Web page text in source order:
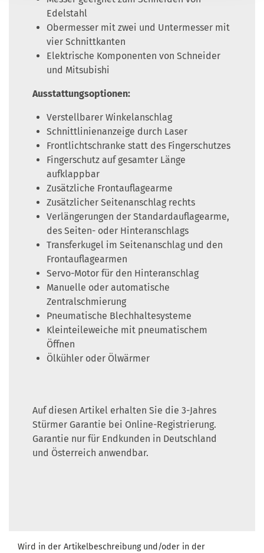
Edelstahl
Obermesser mit zwei und Untermesser mit
vier Schnittkanten
Elektrische Komponenten von Schneider
und Mitsubishi
Ausstattungsoptionen:
Verstellbarer Winkelanschlag
Schnittlinienanzeige durch Laser
Frontlichtschranke statt des Fingerschutzes
Fingerschutz auf gesamter Länge
aufklappbar
Zusätzliche Frontauflagearme
Zusätzlicher Seitenanschlag rechts
Verlängerungen der Standardauflagearme,
des Seiten- oder Hinteranschlags
Transferkugel im Seitenanschlag und den
Frontauflagearmen
Servo-Motor für den Hinteranschlag
Manuelle oder automatische
Zentralschmierung
Pneumatische Blechhaltesysteme
Kleinteileweiche mit pneumatischem
Öffnen
Ölkühler oder Ölwärmer
Auf diesen Artikel erhalten Sie die 3-Jahres
Stürmer Garantie bei Online-Registrierung.
Garantie nur für Endkunden in Deutschland
und Österreich anwendbar.
Wird in der Artikelbeschreibung und/oder in der